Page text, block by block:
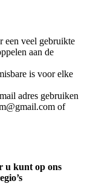
een veel gebruikte
aan de
is voor elke
adres gebruiken
of
u kunt op ons